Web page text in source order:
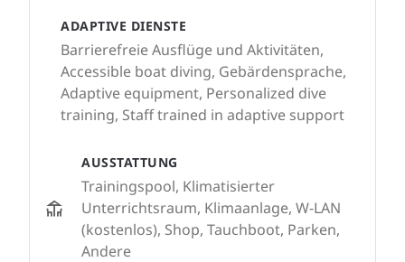
ADAPTIVE DIENSTE
Barrierefreie Ausflüge und Aktivitäten,
Accessible boat diving, Gebärdensprache,
Adaptive equipment, Personalized dive
training, Staff trained in adaptive support
AUSSTATTUNG
Trainingspool, Klimatisierter
Unterrichtsraum, Klimaanlage, W-LAN
(kostenlos), Shop, Tauchboot, Parken,
Andere